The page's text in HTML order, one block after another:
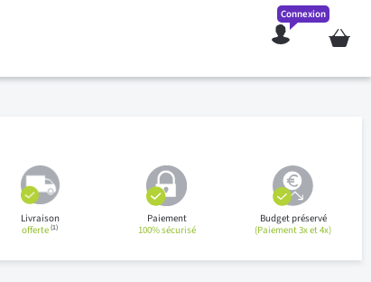
Mon
Connexion
Livraison
offerte(1)
Paiement
100% sécurisé
Budget préservé
(Paiement 3x et 4x)